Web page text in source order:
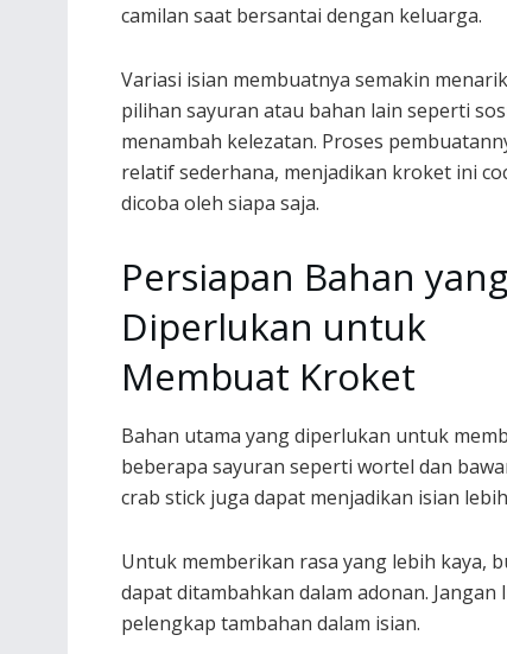
camilan saat bersantai dengan keluarga.
Variasi isian membuatnya semakin
pilihan sayuran atau bahan lain seperti
menambah kelezatan. Proses
relatif sederhana, menjadikan kroket ini
dicoba oleh siapa saja.
Persiapan Bahan yang
Diperlukan untuk
Membuat Kroket
Bahan utama yang diperlukan untuk
beberapa sayuran seperti wortel dan
crab stick juga dapat menjadikan isian
Untuk memberikan rasa yang lebih kaya,
dapat ditambahkan dalam adonan.
pelengkap tambahan dalam isian.